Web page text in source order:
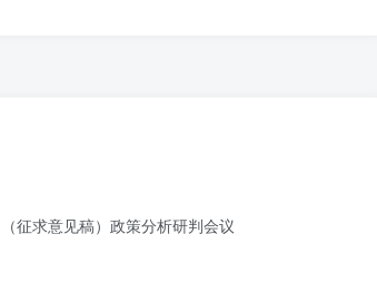
征求意见稿）政策分析研判会议